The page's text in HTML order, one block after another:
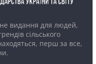
видання для людей,
сільського
перш за все,